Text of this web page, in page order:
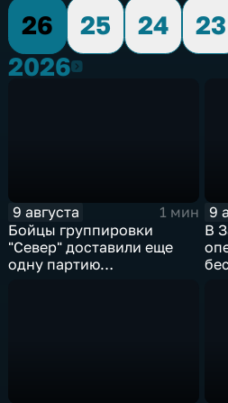
26
25 24 23
20262026
9 августа
1 мин
Бойцы группировки
"Север" доставили еще
одну партию
9
В